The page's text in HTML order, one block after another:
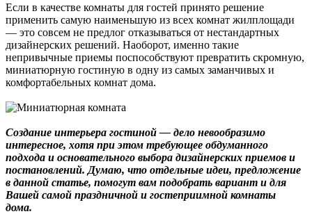
Если в качестве комнаты для гостей принято решение
применить самую наименьшую из всех комнат жилплощади
— это совсем не предлог отказываться от нестандартных
дизайнерских решений. Наоборот, именно такие
непривычные приемы поспособствуют превратить скромную,
миниатюрную гостиную в одну из самых заманчивых и
комфортабельных комнат дома.
Создание интерьера гостиной — дело невообразимо
интересное, хотя при этом требующее обдуманного
подхода и основательного выбора дизайнерских приемов и
постановлений. Думаю, что отдельные идеи, предложение
в данной статье, помогут вам подобрать вариант и для
Вашей самой праздничной и гостеприимной комнаты
дома.